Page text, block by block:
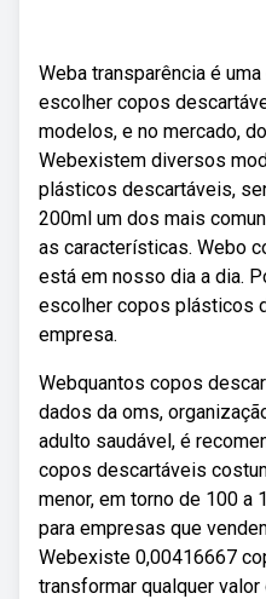
Weba transparência é
escolher copos
modelos, e no mercado,
Webexistem diversos
plásticos descartáveis,
200ml um dos mais
as características. Webo
está em nosso dia a dia.
escolher copos plásticos
empresa.
Webquantos copos
dados da oms,
adulto saudável, é
copos descartáveis
menor, em torno de 100 a
para empresas que
Webexiste 0,00416667
transformar qualquer